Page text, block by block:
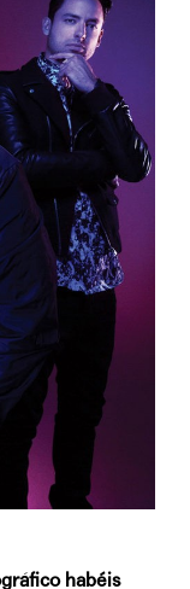
habéis